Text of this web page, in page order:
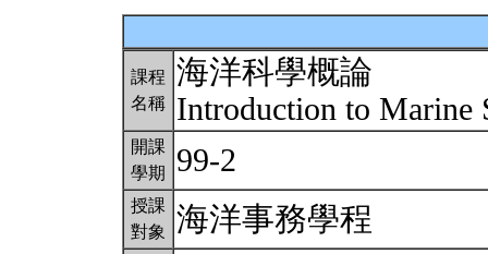
課程
名稱
海洋科學概論
Introduction to Marine
開課
學期
99-2
授課
對象
海洋事務學程